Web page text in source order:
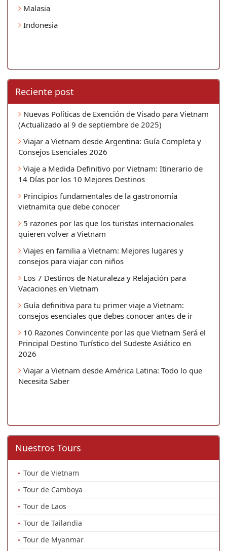
Malasia
Indonesia
Reciente post
Nuevas Políticas de Exención de Visado para Vietnam
(Actualizado al 9 de septiembre de 2025)
Viajar a Vietnam desde Argentina: Guía Completa y
Consejos Esenciales 2026
Viaje a Medida Definitivo por Vietnam: Itinerario de
14 Días por los 10 Mejores Destinos
Principios fundamentales de la gastronomía
vietnamita que debe conocer
5 razones por las que los turistas internacionales
quieren volver a Vietnam
Viajes en familia a Vietnam: Mejores lugares y
consejos para viajar con niños
Los 7 Destinos de Naturaleza y Relajación para
Vacaciones en Vietnam
Guía definitiva para tu primer viaje a Vietnam:
consejos esenciales que debes conocer antes de ir
10 Razones Convincente por las que Vietnam Será el
Principal Destino Turístico del Sudeste Asiático en
2026
Viajar a Vietnam desde América Latina: Todo lo que
Necesita Saber
Nuestros Tours
Tour de Vietnam
Tour de Camboya
Tour de Laos
Tour de Tailandia
Tour de Myanmar